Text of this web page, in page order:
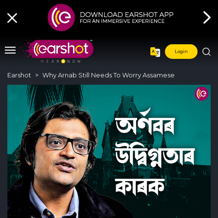
Login
Earshot Why Arnab Still Needs To Worry Assamese